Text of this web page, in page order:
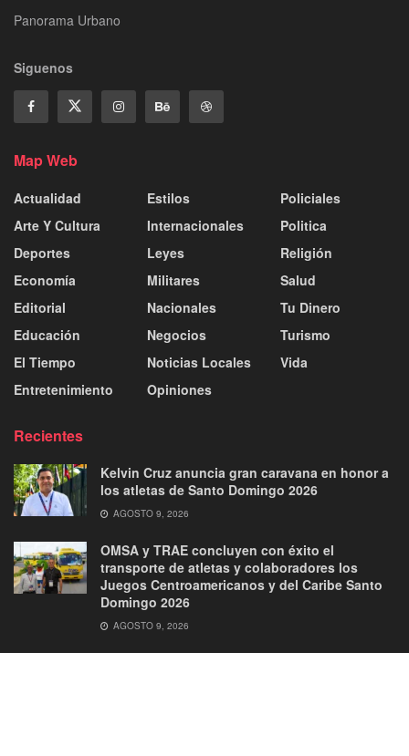
Panorama Urbano
Siguenos
Map Web
Actualidad
Arte Y Cultura
Deportes
Economía
Editorial
Educación
El Tiempo
Entretenimiento
Estilos
Internacionales
Leyes
Militares
Nacionales
Negocios
Noticias Locales
Opiniones
Policiales
Politica
Religión
Salud
Tu Dinero
Turismo
Vida
Recientes
Kelvin Cruz anuncia gran caravana en honor a
los atletas de Santo Domingo 2026
AGOSTO 9, 2026
OMSA y TRAE concluyen con éxito el
transporte de atletas y colaboradores los
Juegos Centroamericanos y del Caribe Santo
Domingo 2026
AGOSTO 9, 2026